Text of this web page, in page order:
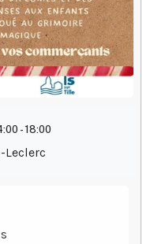
- 18:00
Leclerc